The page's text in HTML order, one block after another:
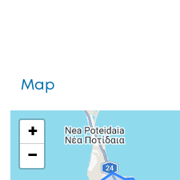
Map
+
−